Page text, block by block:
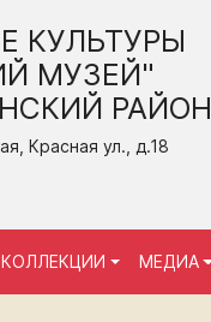
КУЛЬТУРЫ
МУЗЕЙ"
РАЙОН
Красная ул., д.18
КОЛЛЕКЦИИ МЕДИА